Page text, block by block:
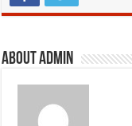
About admin